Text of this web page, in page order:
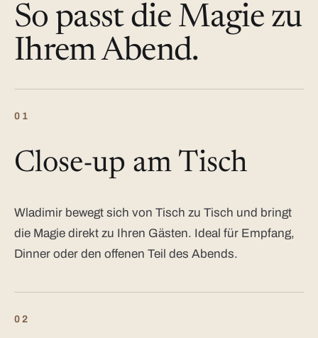
So passt die Magie zu
Ihrem Abend.
01
Close-up am Tisch
Wladimir bewegt sich von Tisch zu Tisch und bringt
die Magie direkt zu Ihren Gästen. Ideal für Empfang,
Dinner oder den offenen Teil des Abends.
02